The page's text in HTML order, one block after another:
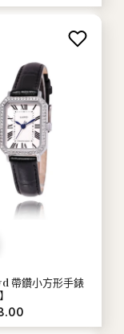
帶鑽小方形手錶